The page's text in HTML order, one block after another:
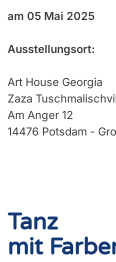
am 05 Mai 2025
Ausstellungsort:
Art House Georgia
Zaza
Am Anger 12
14476 Potsdam -
Tanz
mit